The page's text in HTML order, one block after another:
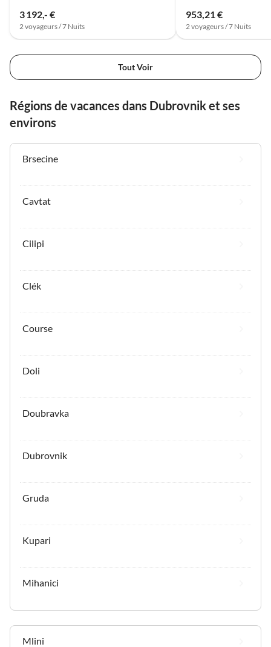
3 192,- €
2 voyageurs / 7 Nuits
953,21 €
2 voyageurs / 7 Nuits
Tout Voir
Régions de vacances dans Dubrovnik et ses
environs
Brsecine
Cavtat
Cilipi
Clék
Course
Doli
Doubravka
Dubrovnik
Gruda
Kupari
Mihanici
Mlini